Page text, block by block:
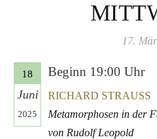
17.
18
Juni
2025
Beginn 19:00 Uhr
RICHARD STRAUSS
Metamorphosen in der
von Rudolf Leopold